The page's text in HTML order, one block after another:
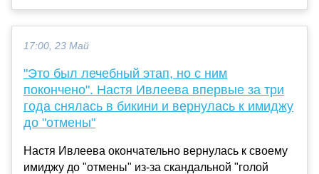
17:00, 23 Май
"Это был лечебный этап, но с ним
покончено". Настя Ивлеева впервые за три
года снялась в бикини и вернулась к имиджу
до "отмены"
Настя Ивлеева окончательно вернулась к своему
имиджу до "отмены" из-за скандальной "голой